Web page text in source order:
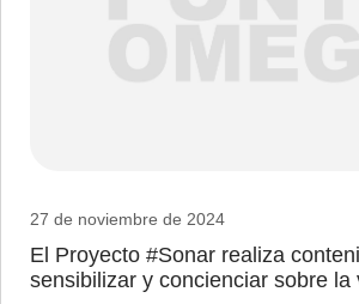
27 de noviembre de 2024
El Proyecto #Sonar realiza
sensibilizar y concienciar sobre